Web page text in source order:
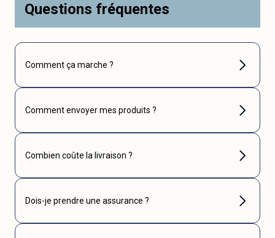
Questions fréquentes
Comment ça marche ?
Comment envoyer mes produits ?
Combien coûte la livraison ?
Dois-je prendre une assurance ?